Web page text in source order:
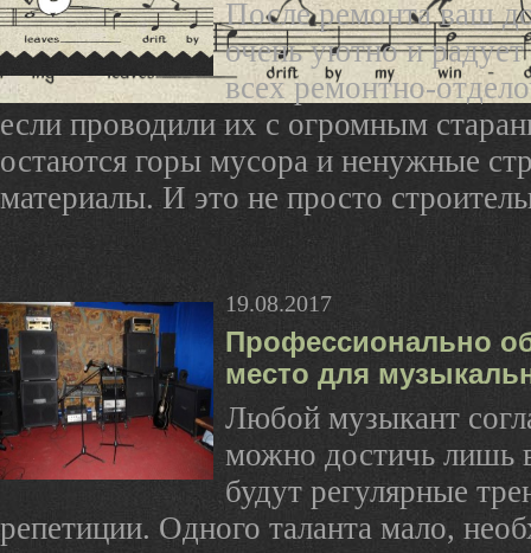
После ремонта ваш
очень уютно и
всех ремонтно-
если проводили их с огромным
остаются горы мусора и ненужные
материалы. И это не просто
19.08.2017
Профессионально
место для
Любой музыкант
можно достичь лишь
будут регулярные
репетиции. Одного таланта мало,